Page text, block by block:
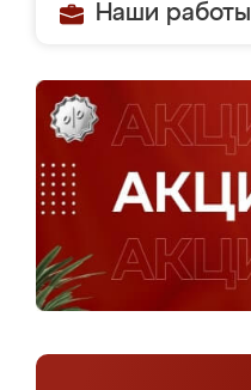
Наши работы